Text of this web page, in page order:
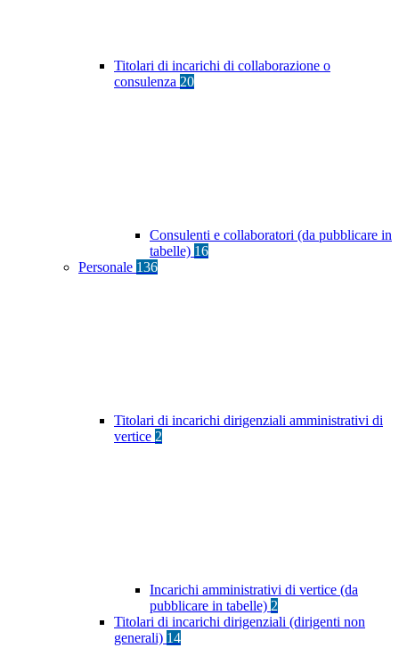
Titolari di incarichi di collaborazione o
consulenza 20
Consulenti e collaboratori (da pubblicare in
tabelle) 16
Personale 136
Titolari di incarichi dirigenziali amministrativi di
vertice 2
Incarichi amministrativi di vertice (da
pubblicare in tabelle) 2
Titolari di incarichi dirigenziali (dirigenti non
generali) 14